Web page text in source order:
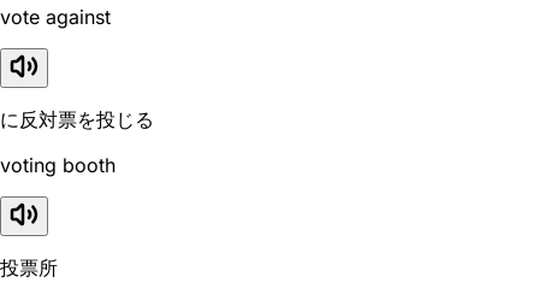
vote against
に反対票を投じる
voting booth
投票所